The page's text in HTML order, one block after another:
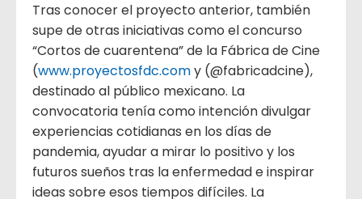
Tras conocer el proyecto anterior, también
supe de otras iniciativas como el concurso
“Cortos de cuarentena” de la Fábrica de Cine
(www.proyectosfdc.comy (@fabricadcine),
destinado al público mexicano. La
convocatoria tenía como intención divulgar
experiencias cotidianas en los días de
pandemia, ayudar a mirar lo positivo y los
futuros sueños tras la enfermedad e inspirar
ideas sobre esos tiempos difíciles. La